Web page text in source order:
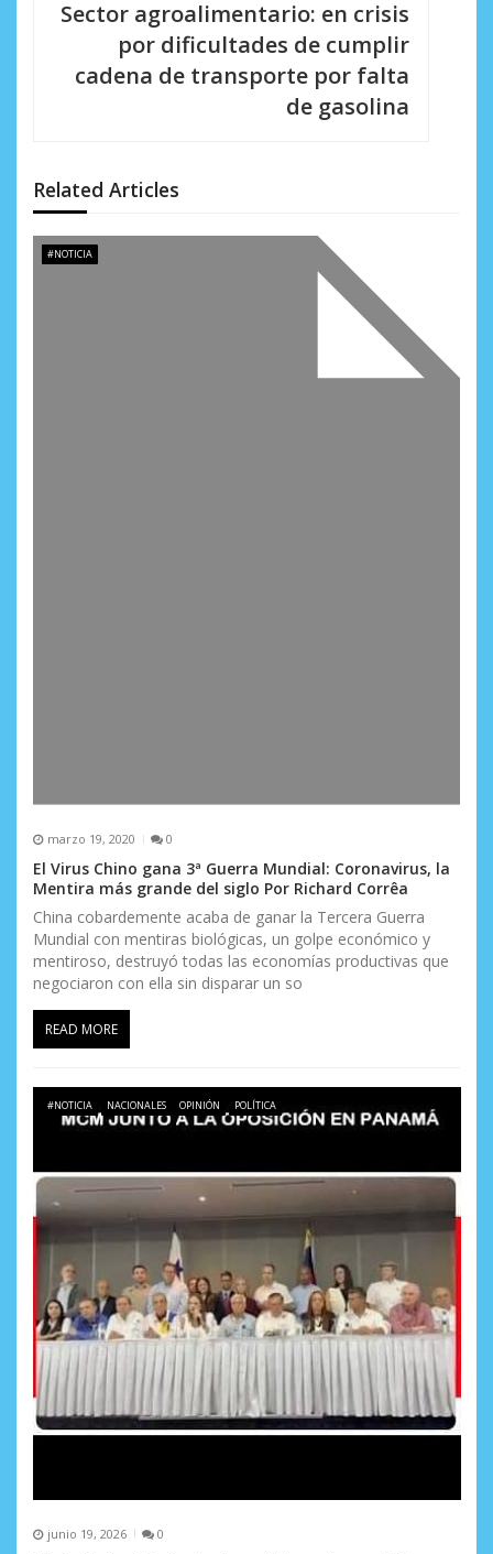
e
e
Sector agroalimentario: en crisis
por dificultades de cumplir
cadena de transporte por falta
de gasolina
Related Articles
#NOTICIA
marzo 19, 2020 0
El Virus Chino gana 3ª Guerra Mundial: Coronavirus, la
Mentira más grande del siglo Por Richard Corrêa
China cobardemente acaba de ganar la Tercera Guerra
Mundial con mentiras biológicas, un golpe económico y
mentiroso, destruyó todas las economías productivas que
negociaron con ella sin disparar un so
READ MORE
#NOTICIA NACIONALES OPINIÓN POLÍTICA
junio 19, 2026 0